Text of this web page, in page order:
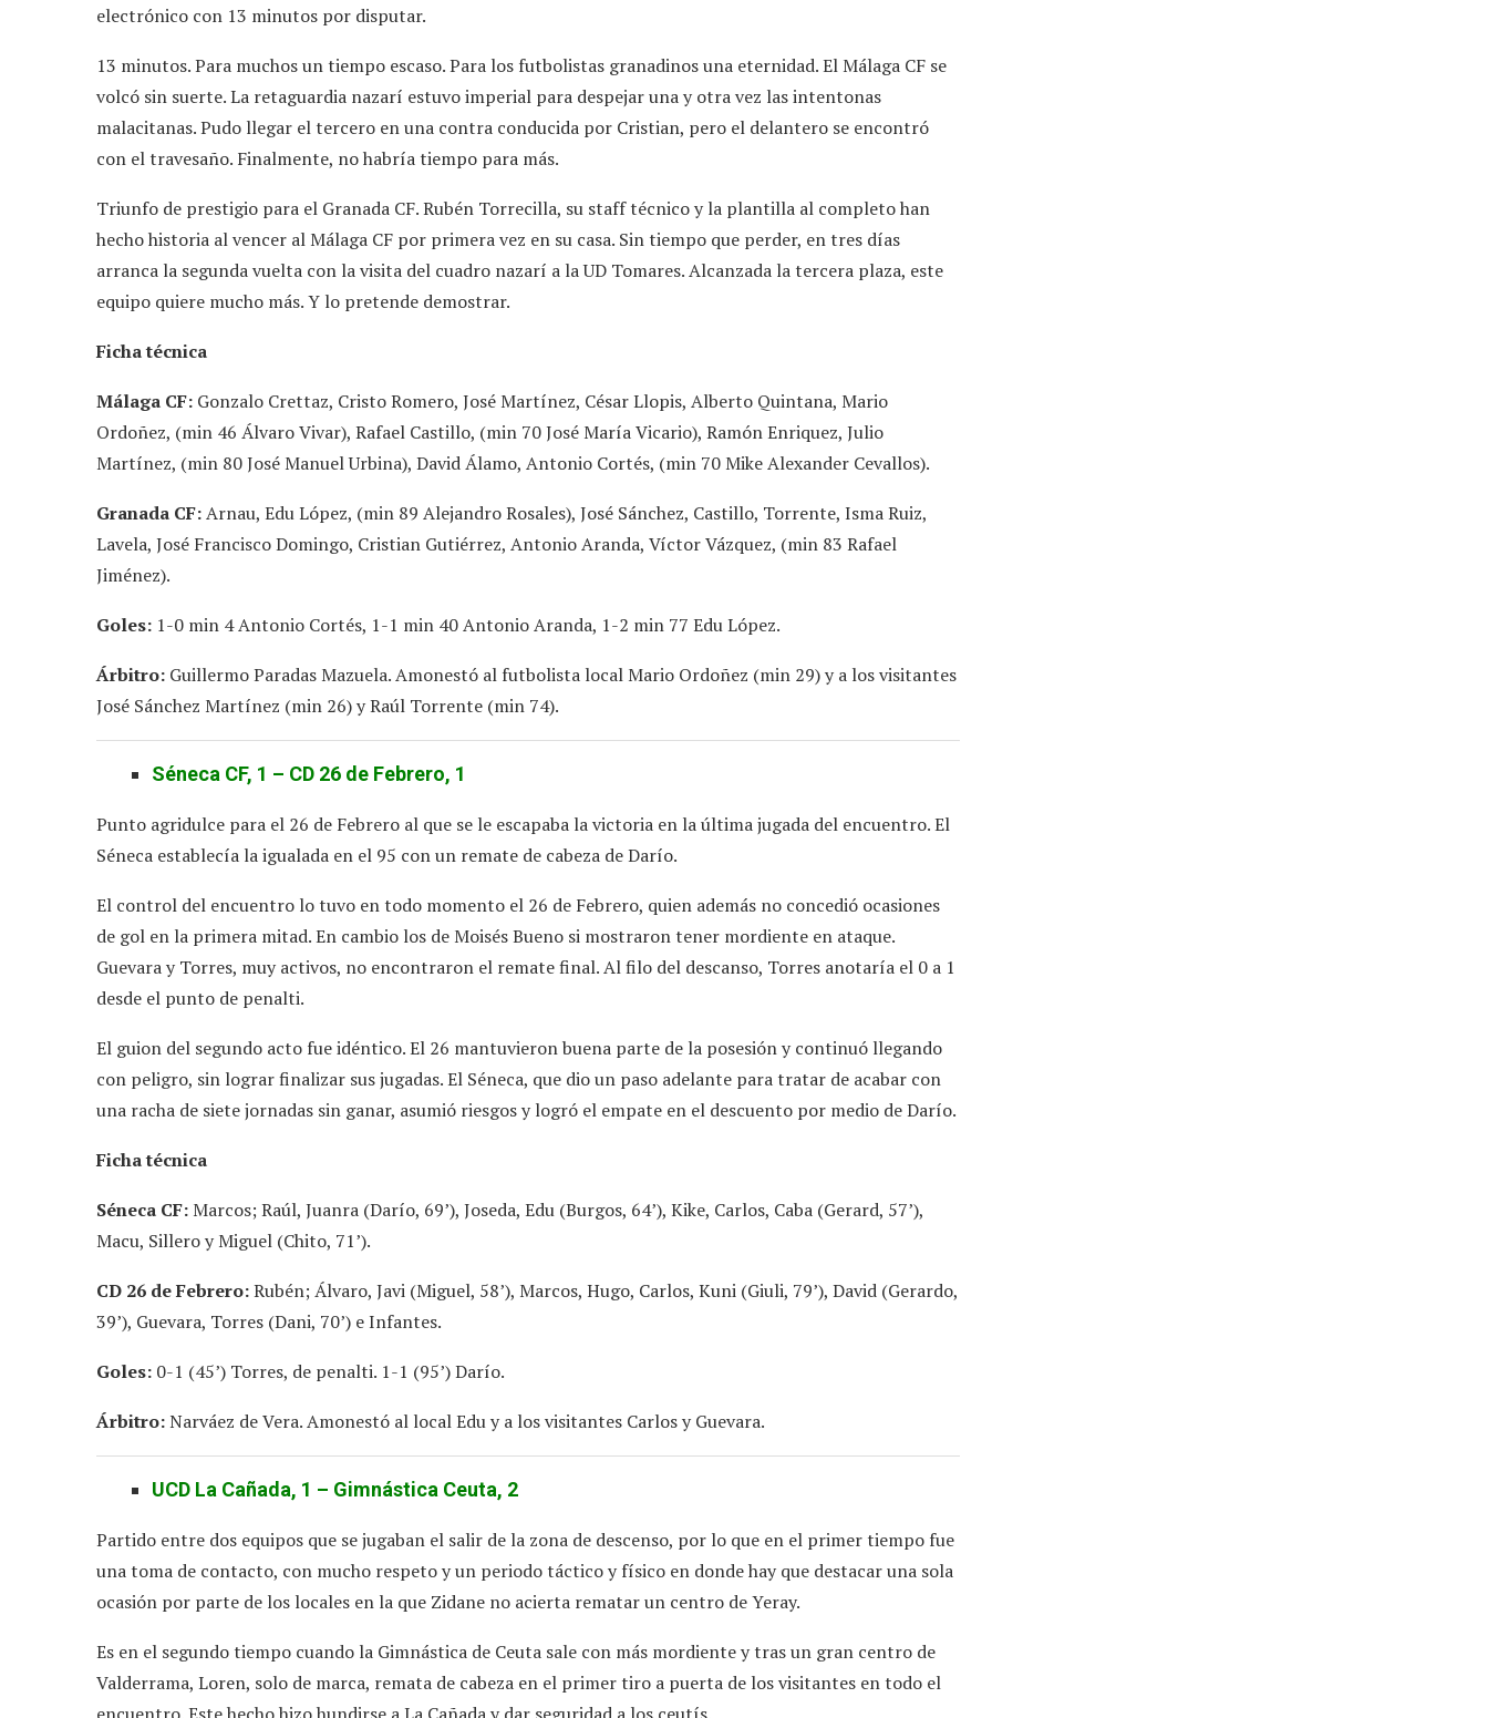
electrónico con 13 minutos por disputar.
13 minutos. Para muchos un tiempo escaso. Para los futbolistas granadinos una eternidad. El Málaga CF se
volcó sin suerte. La retaguardia nazarí estuvo imperial para despejar una y otra vez las intentonas
malacitanas. Pudo llegar el tercero en una contra conducida por Cristian, pero el delantero se encontró
con el travesaño. Finalmente, no habría tiempo para más.
Triunfo de prestigio para el Granada CF. Rubén Torrecilla, su staff técnico y la plantilla al completo han
hecho historia al vencer al Málaga CF por primera vez en su casa. Sin tiempo que perder, en tres días
arranca la segunda vuelta con la visita del cuadro nazarí a la UD Tomares. Alcanzada la tercera plaza, este
equipo quiere mucho más. Y lo pretende demostrar.
Ficha técnica
Málaga CF: Gonzalo Crettaz, Cristo Romero, José Martínez, César Llopis, Alberto Quintana, Mario
Ordoñez, (min 46 Álvaro Vivar), Rafael Castillo, (min 70 José María Vicario), Ramón Enriquez, Julio
Martínez, (min 80 José Manuel Urbina), David Álamo, Antonio Cortés, (min 70 Mike Alexander Cevallos).
Granada CF:Arnau, Edu López, (min 89 Alejandro Rosales), José Sánchez, Castillo, Torrente, Isma Ruiz,
Lavela, José Francisco Domingo, Cristian Gutiérrez, Antonio Aranda, Víctor Vázquez, (min 83 Rafael
Jiménez).
Goles: 1-0 min 4 Antonio Cortés, 1-1 min 40 Antonio Aranda, 1-2 min 77 Edu López.
Árbitro: Guillermo Paradas Mazuela. Amonestó al futbolista local Mario Ordoñez (min 29) y a los visitantes
José Sánchez Martínez (min 26) y Raúl Torrente (min 74).
Séneca CF, 1 – CD 26 de Febrero, 1
Punto agridulce para el 26 de Febrero al que se le escapaba la victoria en la última jugada del encuentro. El
Séneca establecía la igualada en el 95 con un remate de cabeza de Darío.
El control del encuentro lo tuvo en todo momento el 26 de Febrero, quien además no concedió ocasiones
de gol en la primera mitad. En cambio los de Moisés Bueno si mostraron tener mordiente en ataque.
Guevara y Torres, muy activos, no encontraron el remate final. Al filo del descanso, Torres anotaría el 0 a 1
desde el punto de penalti.
El guion del segundo acto fue idéntico. El 26 mantuvieron buena parte de la posesión y continuó llegando
con peligro, sin lograr finalizar sus jugadas. El Séneca, que dio un paso adelante para tratar de acabar con
una racha de siete jornadas sin ganar, asumió riesgos y logró el empate en el descuento por medio de Darío.
Ficha técnica
Séneca CF:Marcos; Raúl, Juanra (Darío, 69’), Joseda, Edu (Burgos, 64’), Kike, Carlos, Caba (Gerard, 57’),
Macu, Sillero y Miguel (Chito, 71’).
CD 26 de Febrero:Rubén; Álvaro, Javi (Miguel, 58’), Marcos, Hugo, Carlos, Kuni (Giuli, 79’), David (Gerardo,
39’), Guevara, Torres (Dani, 70’) e Infantes.
Goles: 0-1 (45’) Torres, de penalti. 1-1 (95’) Darío.
Árbitro:Narváez de Vera. Amonestó al local Edu y a los visitantes Carlos y Guevara.
UCD La Cañada, 1 – Gimnástica Ceuta, 2
Partido entre dos equipos que se jugaban el salir de la zona de descenso, por lo que en el primer tiempo fue
una toma de contacto, con mucho respeto y un periodo táctico y físico en donde hay que destacar una sola
ocasión por parte de los locales en la que Zidane no acierta rematar un centro de Yeray.
Es en el segundo tiempo cuando la Gimnástica de Ceuta sale con más mordiente y tras un gran centro de
Valderrama, Loren, solo de marca, remata de cabeza en el primer tiro a puerta de los visitantes en todo el